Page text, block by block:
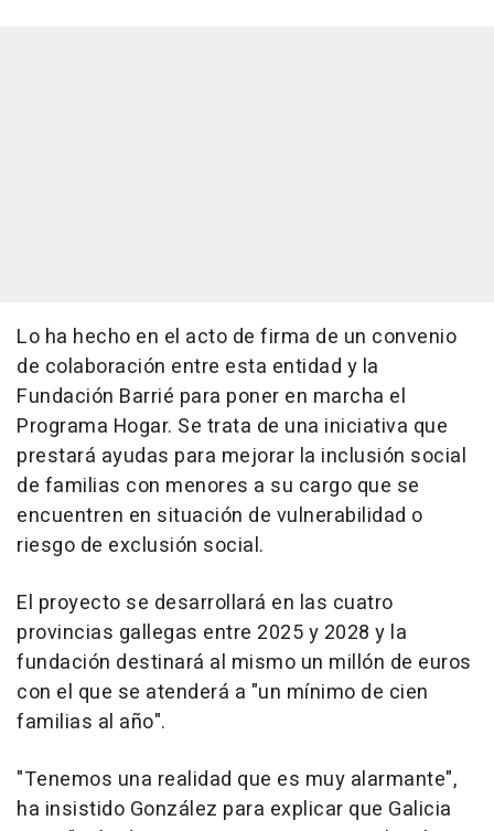
Lo ha hecho en el acto de firma de un convenio
de colaboración entre esta entidad y la
Fundación Barrié para poner en marcha el
Programa Hogar. Se trata de una iniciativa que
prestará ayudas para mejorar la inclusión social
de familias con menores a su cargo que se
encuentren en situación de vulnerabilidad o
riesgo de exclusión social.
El proyecto se desarrollará en las cuatro
provincias gallegas entre 2025 y 2028 y la
fundación destinará al mismo un millón de euros
con el que se atenderá a "un mínimo de cien
familias al año".
"Tenemos una realidad que es muy alarmante",
ha insistido González para explicar que Galicia